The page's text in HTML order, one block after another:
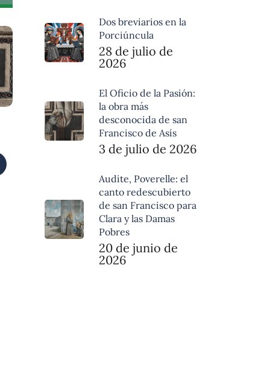
Dos breviarios en la
Porciúncula
28 de julio de
2026
El Oficio de la Pasión:
la obra más
desconocida de san
Francisco de Asís
3 de julio de 2026
Audite, Poverelle: el
canto redescubierto
de san Francisco para
Clara y las Damas
Pobres
20 de junio de
2026